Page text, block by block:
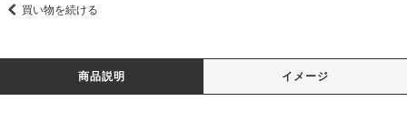
買い物を続ける
商品説明 イメージ